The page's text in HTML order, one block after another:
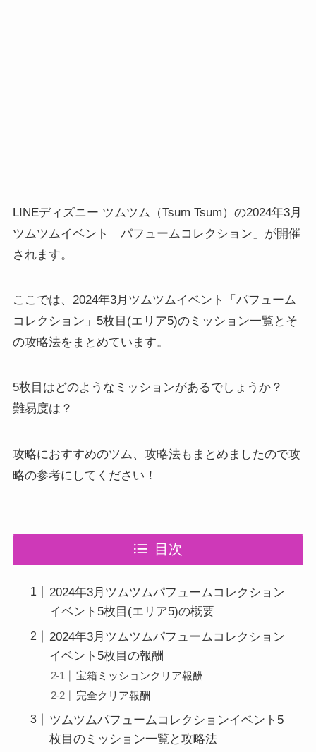
LINEディズニー ツムツム（Tsum Tsum）の2024年3月
ツムツムイベント「パフュームコレクション」が開催
されます。
ここでは、2024年3月ツムツムイベント「パフューム
コレクション」5枚目(エリア5)のミッション一覧とそ
の攻略法をまとめています。
5枚目はどのようなミッションがあるでしょうか？
難易度は？
攻略におすすめのツム、攻略法もまとめましたので攻
略の参考にしてください！
目次
2024年3月ツムツムパフュームコレクション
イベント5枚目(エリア5)の概要
2024年3月ツムツムパフュームコレクション
イベント5枚目の報酬
宝箱ミッションクリア報酬
完全クリア報酬
ツムツムパフュームコレクションイベント5
枚目のミッション一覧と攻略法